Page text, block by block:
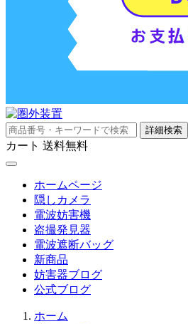
詳細検索
カート 送料無料
ホームページ
隠しカメラ
電波妨害機
盗撮発見器
電波遮断バッグ
新商品
妨害器ブログ
公式ブログ
ホーム